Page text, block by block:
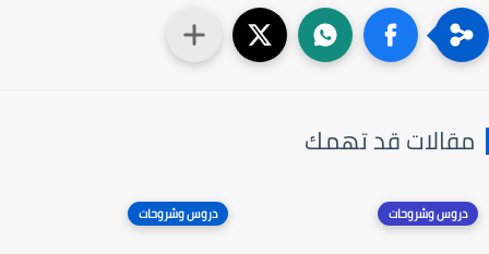
قد تهمك
دروس وشروحات دروس وشروحات